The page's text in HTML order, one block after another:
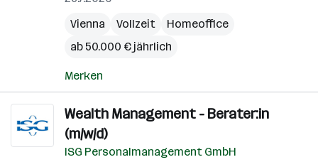
Vienna
Vollzeit
Homeoffice
ab 50.000 € jährlich
Merken
Wealth Management - Berater:in
(m/w/d)
ISG Personalmanagement GmbH